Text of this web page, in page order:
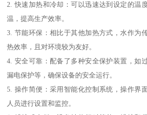
2. 快速加热和冷却：可以迅速达到设定的温
温，提高生产效率。
3. 节能环保：相比于其他加热方式，水作为
热效率，且对环境较为友好。
4. 安全可靠：配备了多种安全保护装置，如
漏电保护等，确保设备的安全运行。
5. 操作简便：采用智能化控制系统，操作界
人员进行设置和监控。